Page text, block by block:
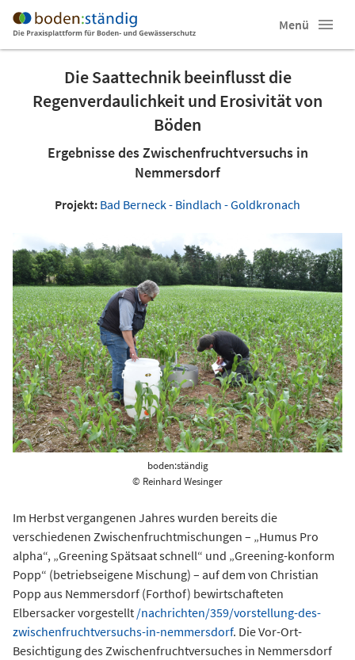
Menü
Die Saattechnik beeinflusst die
Regenverdaulichkeit und Erosivität von
Böden
Ergebnisse des Zwischenfruchtversuchs in
Nemmersdorf
Projekt: Bad Berneck - Bindlach - Goldkronach
boden:ständig
© Reinhard Wesinger
Im Herbst vergangenen Jahres wurden bereits die
verschiedenen Zwischenfruchtmischungen – „Humus Pro
alpha“, „Greening Spätsaat schnell“ und „Greening-konform
Popp“ (betriebseigene Mischung) – auf dem von Christian
Popp aus Nemmersdorf (Forthof) bewirtschafteten
Elbersacker vorgestellt /nachrichten/359/vorstellung-des-
zwischenfruchtversuchs-in-nemmersdorf. Die Vor-Ort-
Besichtigung des Zwischenfruchtversuches in Nemmersdorf